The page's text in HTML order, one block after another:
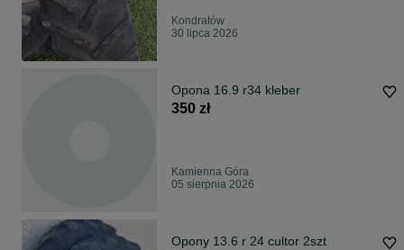
Kondratów
30 lipca 2026
Opona 16.9 r34 kleber
350 zł
Kamienna Góra
05 sierpnia 2026
Opony 13.6 r 24 cultor 2szt